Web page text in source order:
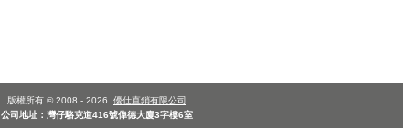
版權所有 © 2008 - 2026. 優仕直銷有限公司
公司地址：灣仔駱克道416號偉德大廈3字樓6室